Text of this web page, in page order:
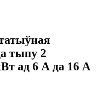
тыпу 2
ад 6 А да 16 А